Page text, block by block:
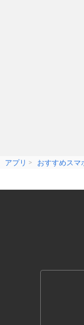
アプリ おすすめスマ